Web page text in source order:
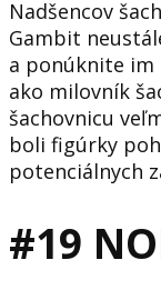
Nadšencov
Gambit
a ponúknite im
ako milovník
šachovnicu
boli figúrky
potenciálnych
#19